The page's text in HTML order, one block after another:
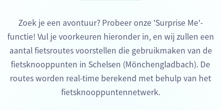
Zoek je een avontuur? Probeer onze 'Surprise Me'-
functie! Vul je voorkeuren hieronder in, en wij zullen een
aantal fietsroutes voorstellen die gebruikmaken van de
fietsknooppunten in Schelsen (Mönchengladbach). De
routes worden real-time berekend met behulp van het
fietsknooppuntennetwerk.